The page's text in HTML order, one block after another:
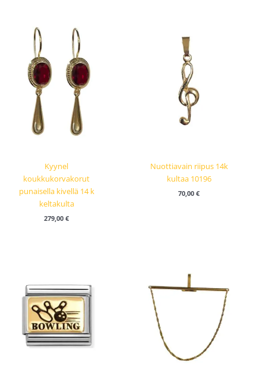
Kyynel
koukkukorvakorut
punaisella kivellä 14 k
keltakulta
279,00 €
Nuottiavain riipus 14k
kultaa 10196
70,00 €